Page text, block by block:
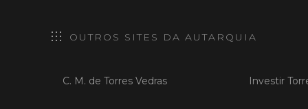
OUTROS SITES DA AUTARQUIA
C. M. de Torres Vedras Investir